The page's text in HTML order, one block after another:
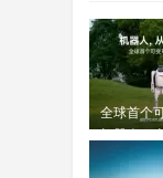
07-17
wangjing
全球首个
元T1